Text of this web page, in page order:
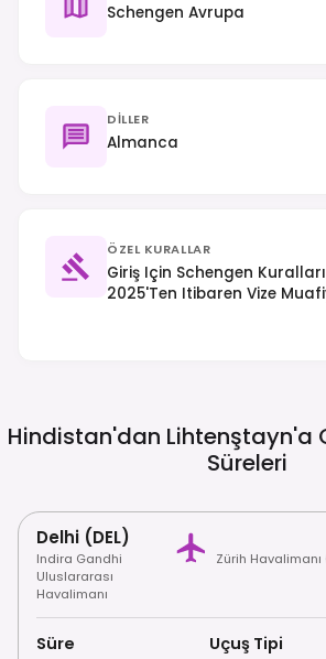
Schengen Avrupa
DILLER
Almanca
ÖZEL KURALLAR
Giriş Için Schengen
2025'ten Itibaren Vize
Hindistan'dan Lihtenştayn'a
Süreleri
Delhi (DEL)
Indira Gandhi
Uluslararası
Havalimanı
Zürih
Süre Uçuş Tipi